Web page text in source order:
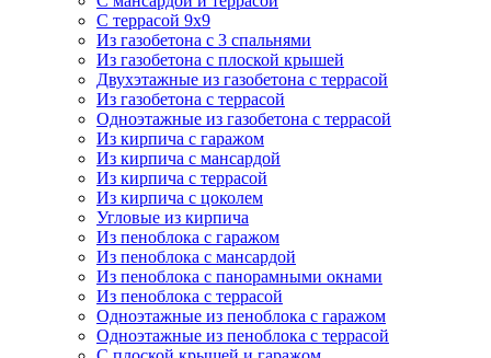
С террасой 9х9
Из газобетона с 3 спальнями
Из газобетона с плоской крышей
Двухэтажные из газобетона с террасой
Из газобетона с террасой
Одноэтажные из газобетона с террасой
Из кирпича с гаражом
Из кирпича с мансардой
Из кирпича с террасой
Из кирпича с цоколем
Угловые из кирпича
Из пеноблока с гаражом
Из пеноблока с мансардой
Из пеноблока с панорамными окнами
Из пеноблока с террасой
Одноэтажные из пеноблока с гаражом
Одноэтажные из пеноблока с террасой